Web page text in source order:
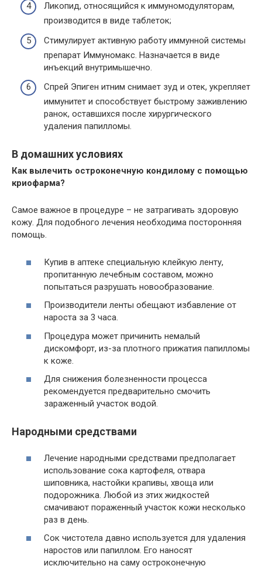
Ликопид, относящийся к иммуномодуляторам,
производится в виде таблеток;
Стимулирует активную работу иммунной системы
препарат Иммуномакс. Назначается в виде
инъекций внутримышечно.
Спрей Эпиген итним снимает зуд и отек, укрепляет
иммунитет и способствует быстрому заживлению
ранок, оставшихся после хирургического
удаления папилломы.
В домашних условиях
Как вылечить остроконечную кондилому с помощью
криофарма?
Самое важное в процедуре – не затрагивать здоровую
кожу. Для подобного лечения необходима посторонняя
помощь.
Купив в аптеке специальную клейкую ленту,
пропитанную лечебным составом, можно
попытаться разрушать новообразование.
Производители ленты обещают избавление от
нароста за 3 часа.
Процедура может причинить немалый
дискомфорт, из-за плотного прижатия папилломы
к коже.
Для снижения болезненности процесса
рекомендуется предварительно смочить
зараженный участок водой.
Народными средствами
Лечение народными средствами предполагает
использование сока картофеля, отвара
шиповника, настойки крапивы, хвоща или
подорожника. Любой из этих жидкостей
смачивают пораженный участок кожи несколько
раз в день.
Сок чистотела давно используется для удаления
наростов или папиллом. Его наносят
исключительно на саму остроконечную